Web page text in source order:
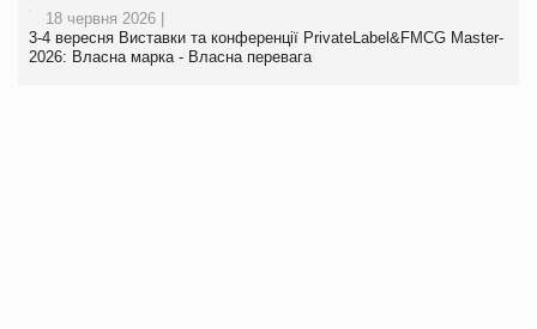
18 червня 2026 |
3-4 вересня Виставки та конференції PrivateLabel&FMCG Master-
2026: Власна марка - Власна перевага